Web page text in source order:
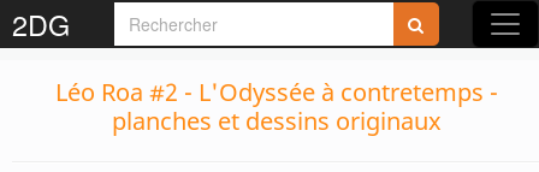
2DG
Léo Roa #2 - L'Odyssée à contretemps -
planches et dessins originaux